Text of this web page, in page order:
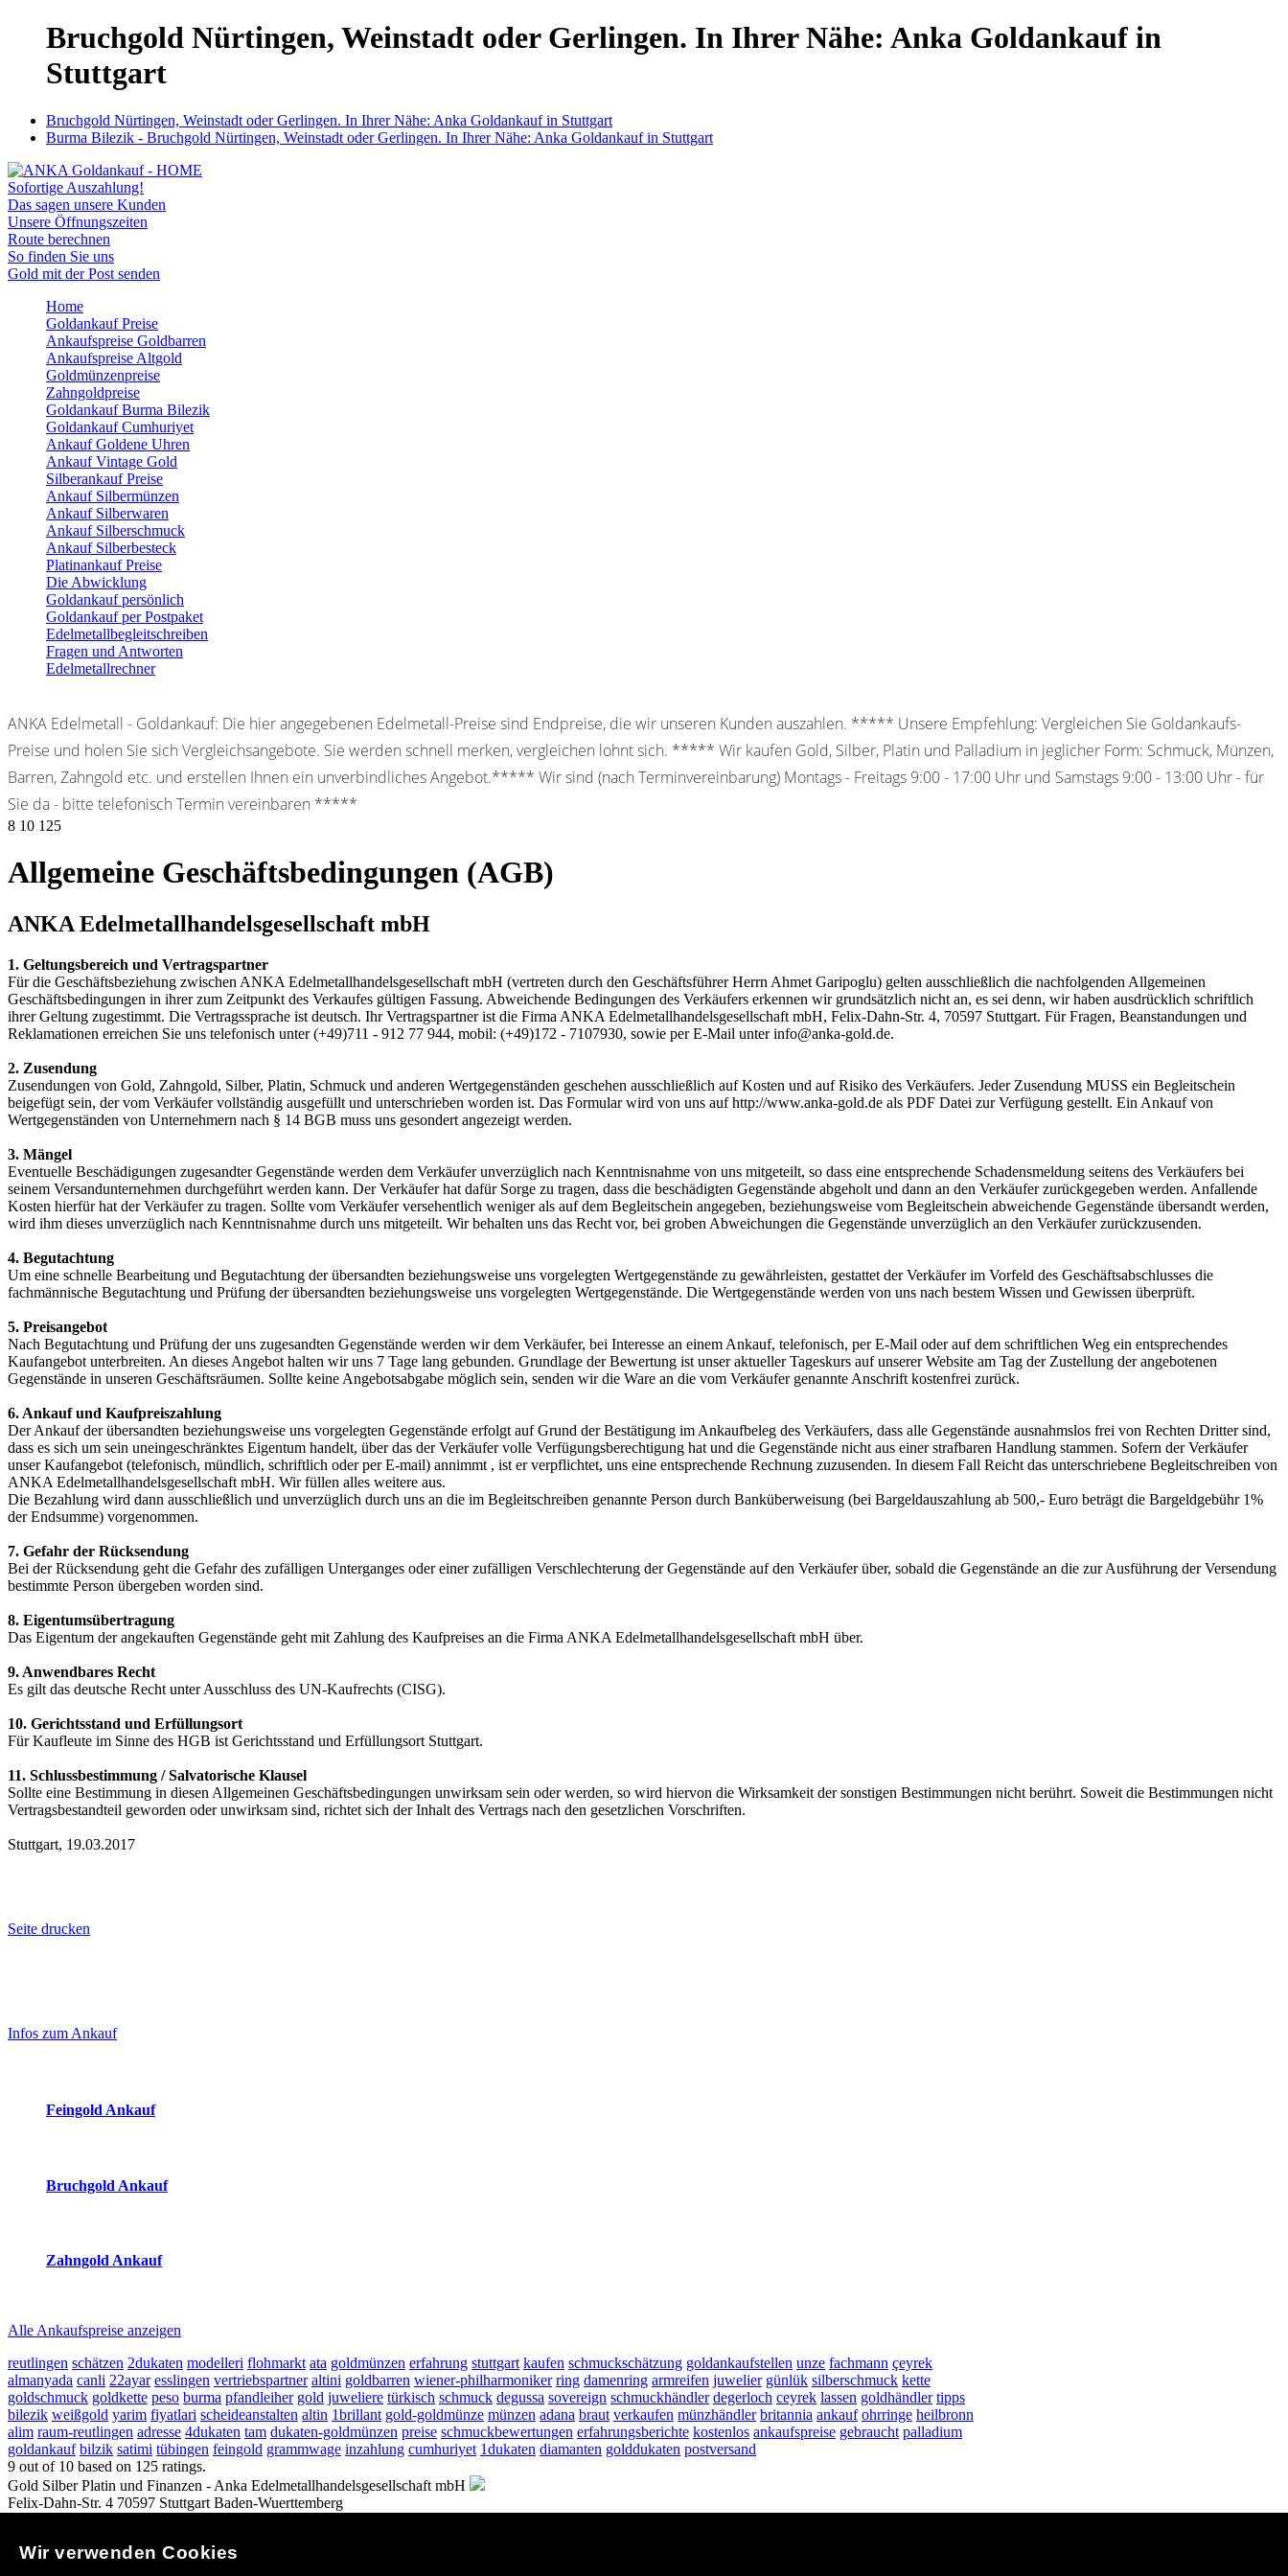
Wir verwenden Cookies
Bruchgold Nürtingen, Weinstadt oder Gerlingen. In Ihrer Nähe: Anka Goldankauf in
Stuttgart
Bruchgold Nürtingen, Weinstadt oder Gerlingen. In Ihrer Nähe: Anka Goldankauf in Stuttgart
Burma Bilezik - Bruchgold Nürtingen, Weinstadt oder Gerlingen. In Ihrer Nähe: Anka Goldankauf in Stuttgart
Sofortige Auszahlung!
Das sagen unsere Kunden
Unsere Öffnungszeiten
Route berechnen
So finden Sie uns
Gold mit der Post senden
Home
Goldankauf Preise
Ankaufspreise Goldbarren
Ankaufspreise Altgold
Goldmünzenpreise
Zahngoldpreise
Goldankauf Burma Bilezik
Goldankauf Cumhuriyet
Ankauf Goldene Uhren
Ankauf Vintage Gold
Silberankauf Preise
Ankauf Silbermünzen
Ankauf Silberwaren
Ankauf Silberschmuck
Ankauf Silberbesteck
Platinankauf Preise
Die Abwicklung
Goldankauf persönlich
Goldankauf per Postpaket
Edelmetallbegleitschreiben
Fragen und Antworten
Edelmetallrechner
ANKA Edelmetall - Goldankauf: Die hier angegebenen Edelmetall-Preise sind Endpreise, die wir unseren Kunden auszahlen. ***** Unsere Empfehlung: Vergleichen Sie Goldankaufs-
Preise und holen Sie sich Vergleichsangebote. Sie werden schnell merken, vergleichen lohnt sich. ***** Wir kaufen Gold, Silber, Platin und Palladium in jeglicher Form: Schmuck, Münzen,
Barren, Zahngold etc. und erstellen Ihnen ein unverbindliches Angebot.***** Wir sind (nach Terminvereinbarung) Montags - Freitags 9:00 - 17:00 Uhr und Samstags 9:00 - 13:00 Uhr - für
Sie da - bitte telefonisch Termin vereinbaren *****
8 10 125
Allgemeine Geschäftsbedingungen (AGB)
ANKA Edelmetallhandelsgesellschaft mbH
1. Geltungsbereich und Vertragspartner
Für die Geschäftsbeziehung zwischen ANKA Edelmetallhandelsgesellschaft mbH (vertreten durch den Geschäftsführer Herrn Ahmet Garipoglu) gelten ausschließlich die nachfolgenden Allgemeinen
Geschäftsbedingungen in ihrer zum Zeitpunkt des Verkaufes gültigen Fassung. Abweichende Bedingungen des Verkäufers erkennen wir grundsätzlich nicht an, es sei denn, wir haben ausdrücklich schriftlich
ihrer Geltung zugestimmt. Die Vertragssprache ist deutsch. Ihr Vertragspartner ist die Firma ANKA Edelmetallhandelsgesellschaft mbH, Felix-Dahn-Str. 4, 70597 Stuttgart. Für Fragen, Beanstandungen und
Reklamationen erreichen Sie uns telefonisch unter (+49)711 - 912 77 944, mobil: (+49)172 - 7107930, sowie per E-Mail unter info@anka-gold.de.
2. Zusendung
Zusendungen von Gold, Zahngold, Silber, Platin, Schmuck und anderen Wertgegenständen geschehen ausschließlich auf Kosten und auf Risiko des Verkäufers. Jeder Zusendung MUSS ein Begleitschein
beigefügt sein, der vom Verkäufer vollständig ausgefüllt und unterschrieben worden ist. Das Formular wird von uns auf http://www.anka-gold.de als PDF Datei zur Verfügung gestellt. Ein Ankauf von
Wertgegenständen von Unternehmern nach § 14 BGB muss uns gesondert angezeigt werden.
3. Mängel
Eventuelle Beschädigungen zugesandter Gegenstände werden dem Verkäufer unverzüglich nach Kenntnisnahme von uns mitgeteilt, so dass eine entsprechende Schadensmeldung seitens des Verkäufers bei
seinem Versandunternehmen durchgeführt werden kann. Der Verkäufer hat dafür Sorge zu tragen, dass die beschädigten Gegenstände abgeholt und dann an den Verkäufer zurückgegeben werden. Anfallende
Kosten hierfür hat der Verkäufer zu tragen. Sollte vom Verkäufer versehentlich weniger als auf dem Begleitschein angegeben, beziehungsweise vom Begleitschein abweichende Gegenstände übersandt werden,
wird ihm dieses unverzüglich nach Kenntnisnahme durch uns mitgeteilt. Wir behalten uns das Recht vor, bei groben Abweichungen die Gegenstände unverzüglich an den Verkäufer zurückzusenden.
4. Begutachtung
Um eine schnelle Bearbeitung und Begutachtung der übersandten beziehungsweise uns vorgelegten Wertgegenstände zu gewährleisten, gestattet der Verkäufer im Vorfeld des Geschäftsabschlusses die
fachmännische Begutachtung und Prüfung der übersandten beziehungsweise uns vorgelegten Wertgegenstände. Die Wertgegenstände werden von uns nach bestem Wissen und Gewissen überprüft.
5. Preisangebot
Nach Begutachtung und Prüfung der uns zugesandten Gegenstände werden wir dem Verkäufer, bei Interesse an einem Ankauf, telefonisch, per E-Mail oder auf dem schriftlichen Weg ein entsprechendes
Kaufangebot unterbreiten. An dieses Angebot halten wir uns 7 Tage lang gebunden. Grundlage der Bewertung ist unser aktueller Tageskurs auf unserer Website am Tag der Zustellung der angebotenen
Gegenstände in unseren Geschäftsräumen. Sollte keine Angebotsabgabe möglich sein, senden wir die Ware an die vom Verkäufer genannte Anschrift kostenfrei zurück.
6. Ankauf und Kaufpreiszahlung
Der Ankauf der übersandten beziehungsweise uns vorgelegten Gegenstände erfolgt auf Grund der Bestätigung im Ankaufbeleg des Verkäufers, dass alle Gegenstände ausnahmslos frei von Rechten Dritter sind,
dass es sich um sein uneingeschränktes Eigentum handelt, über das der Verkäufer volle Verfügungsberechtigung hat und die Gegenstände nicht aus einer strafbaren Handlung stammen. Sofern der Verkäufer
unser Kaufangebot (telefonisch, mündlich, schriftlich oder per E-mail) annimmt , ist er verpflichtet, uns eine entsprechende Rechnung zuzusenden. In diesem Fall Reicht das unterschriebene Begleitschreiben von
ANKA Edelmetallhandelsgesellschaft mbH. Wir füllen alles weitere aus.
Die Bezahlung wird dann ausschließlich und unverzüglich durch uns an die im Begleitschreiben genannte Person durch Banküberweisung (bei Bargeldauszahlung ab 500,- Euro beträgt die Bargeldgebühr 1%
der Endsumme) vorgenommen.
7. Gefahr der Rücksendung
Bei der Rücksendung geht die Gefahr des zufälligen Unterganges oder einer zufälligen Verschlechterung der Gegenstände auf den Verkäufer über, sobald die Gegenstände an die zur Ausführung der Versendung
bestimmte Person übergeben worden sind.
8. Eigentumsübertragung
Das Eigentum der angekauften Gegenstände geht mit Zahlung des Kaufpreises an die Firma ANKA Edelmetallhandelsgesellschaft mbH über.
9. Anwendbares Recht
Es gilt das deutsche Recht unter Ausschluss des UN-Kaufrechts (CISG).
10. Gerichtsstand und Erfüllungsort
Für Kaufleute im Sinne des HGB ist Gerichtsstand und Erfüllungsort Stuttgart.
11. Schlussbestimmung / Salvatorische Klausel
Sollte eine Bestimmung in diesen Allgemeinen Geschäftsbedingungen unwirksam sein oder werden, so wird hiervon die Wirksamkeit der sonstigen Bestimmungen nicht berührt. Soweit die Bestimmungen nicht
Vertragsbestandteil geworden oder unwirksam sind, richtet sich der Inhalt des Vertrags nach den gesetzlichen Vorschriften.
Stuttgart, 19.03.2017
Seite drucken
Sidebar
Infos zum Ankauf
Feingold Ankauf
Bruchgold Ankauf
Zahngold Ankauf
Alle Ankaufspreise anzeigen
reutlingen schätzen 2dukaten modelleri flohmarkt ata goldmünzen erfahrung stuttgart kaufen schmuckschätzung goldankaufstellen unze fachmann çeyrek
almanyada canli 22ayar esslingen vertriebspartner altini goldbarren wiener-philharmoniker ring damenring armreifen juwelier günlük silberschmuck kette
goldschmuck goldkette peso burma pfandleiher gold juweliere türkisch schmuck degussa sovereign schmuckhändler degerloch ceyrek lassen goldhändler tipps
bilezik weißgold yarim fiyatlari scheideanstalten altin 1brillant gold-goldmünze münzen adana braut verkaufen münzhändler britannia ankauf ohrringe heilbronn
alim raum-reutlingen adresse 4dukaten tam dukaten-goldmünzen preise schmuckbewertungen erfahrungsberichte kostenlos ankaufspreise gebraucht palladium
goldankauf bilzik satimi tübingen feingold grammwage inzahlung cumhuriyet 1dukaten diamanten golddukaten postversand
9 out of 10 based on 125 ratings.
Gold Silber Platin und Finanzen - Anka Edelmetallhandelsgesellschaft mbH
Felix-Dahn-Str. 4 70597 Stuttgart Baden-Wuerttemberg
So finden Sie uns in Stuttgart: Anfahrtsplan nach